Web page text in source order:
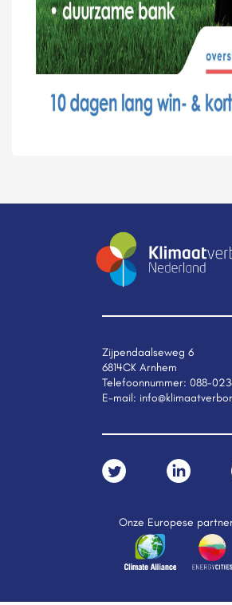
Zijpendaalseweg 6
6814CK Arnhem
Telefoonnummer: 088-
E-mail:
Onze Europese